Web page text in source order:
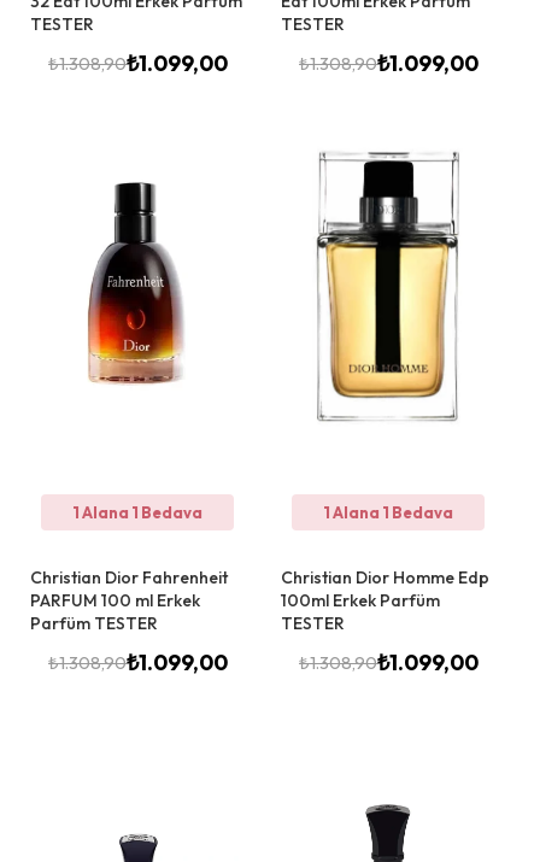
TESTER
₺1.308,90₺1.099,00
TESTER
₺1.308,90₺1.099,00
1 Alana 1 Bedava
Christian Dior Fahrenheit
PARFUM 100 ml Erkek
Parfüm TESTER
₺1.308,90₺1.099,00
1 Alana 1 Bedava
Christian Dior Homme Edp
100ml Erkek Parfüm
TESTER
₺1.308,90₺1.099,00